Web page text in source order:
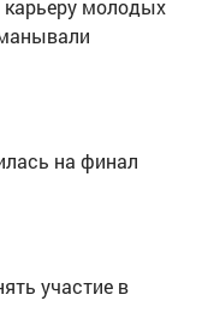
карьеру молодых
на финал
участие в